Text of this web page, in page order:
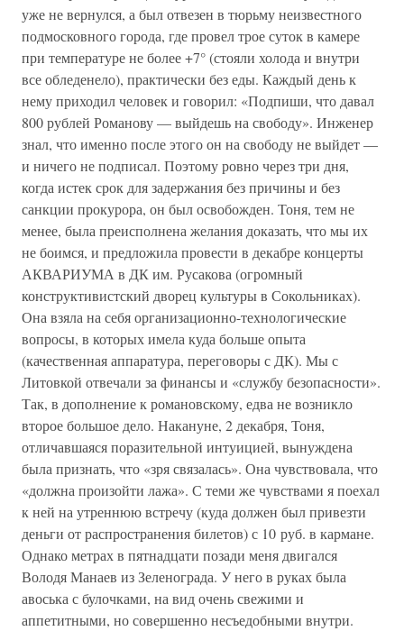
уже не вернулся, а был отвезен в тюрьму неизвестного
подмосковного города, где провел трое суток в камере
при температуре не более +7° (стояли холода и внутри
все обледенело), практически без еды. Каждый день к
нему приходил человек и говорил: «Подпиши, что давал
800 рублей Романову — выйдешь на свободу». Инженер
знал, что именно после этого он на свободу не выйдет —
и ничего не подписал. Поэтому ровно через три дня,
когда истек срок для задержания без причины и без
санкции прокурора, он был освобожден. Тоня, тем не
менее, была преисполнена желания доказать, что мы их
не боимся, и предложила провести в декабре концерты
АКВАРИУМА в ДК им. Русакова (огромный
конструктивистский дворец культуры в Сокольниках).
Она взяла на себя организационно-технологические
вопросы, в которых имела куда больше опыта
(качественная аппаратура, переговоры с ДК). Мы с
Литовкой отвечали за финансы и «службу безопасности».
Так, в дополнение к романовскому, едва не возникло
второе большое дело. Накануне, 2 декабря, Тоня,
отличавшаяся поразительной интуицией, вынуждена
была признать, что «зря связалась». Она чувствовала, что
«должна произойти лажа». С теми же чувствами я поехал
к ней на утреннюю встречу (куда должен был привезти
деньги от распространения билетов) с 10 руб. в кармане.
Однако метрах в пятнадцати позади меня двигался
Володя Манаев из Зеленограда. У него в руках была
авоська с булочками, на вид очень свежими и
аппетитными, но совершенно несъедобными внутри.